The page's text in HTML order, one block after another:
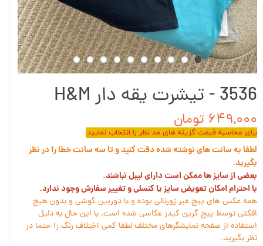
3536 - تیشرت یقه دار H&M
۶۴۹,۰۰۰ تومان
برای محاسبه قیمت گزینه های مد نظر را انتخاب نمایید.
لطفا به سانت های نوشته شده دقت کنید و تا سه سانت خطا را در نظر
بگیرید.
بعضی از سایز ها ممکن است دارای لیبل نباشند.
با احترام امکان تعویض سایز یا کنسلی و تغییر سفارش وجود ندارد.
همه عکس های پیج غیر ژورنالی بوده و با دوربین گوشی و بدون هیچ
افکتی توسط پیج گرین کیدز عکاسی شده است. با این حال به دلیل
استفاده از صفحه نمایشگرهای مختلف لطفا کمی اختلاف رنگ را حتما در
نظر بگیرید.